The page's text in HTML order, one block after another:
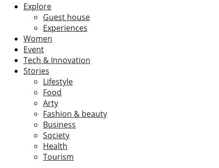
Explore
Guest house
Experiences
Women
Event
Tech & Innovation
Stories
Lifestyle
Food
Arty
Fashion & beauty
Business
Society
Health
Tourism